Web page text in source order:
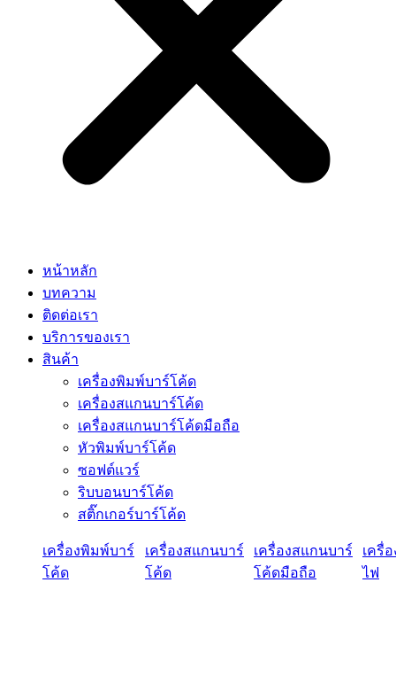
หน้าหลัก
บทความ
ติดต่อเรา
บริการของเรา
สินค้า
เครื่องพิมพ์บาร์โค้ด
เครื่องสแกนบาร์โค้ด
เครื่องสแกนบาร์โค้ดมือถือ
หัวพิมพ์บาร์โค้ด
ซอฟต์แวร์
ริบบอนบาร์โค้ด
สติ๊กเกอร์บาร์โค้ด
เครื่องพิมพ์บาร์
โค้ด
เครื่องสแกนบาร์
โค้ด
เครื่องสแกนบาร์
โค้ดมือถือ
เครื่
ไฟ